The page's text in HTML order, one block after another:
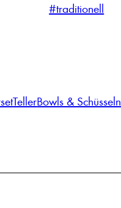
#traditionell
TellerBowls & Schüsseln